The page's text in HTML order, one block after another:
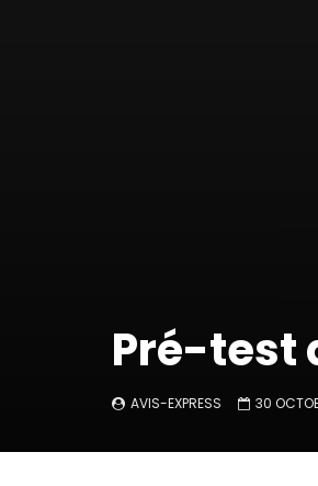
Pré-test
AVIS-EXPRESS 30